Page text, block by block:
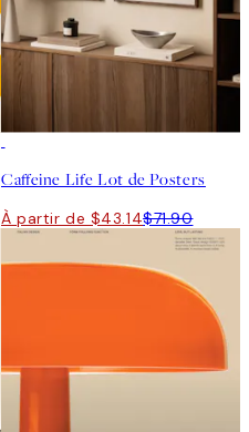
Caffeine Life Lot de Posters
À partir de $43.14$71.90